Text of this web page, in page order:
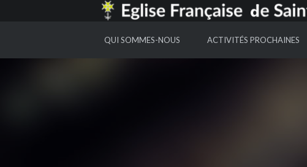
EGLISE FRANCAISE DE SAINT GALL
QUI SOMMES-NOUS ACTIVITÉS PROCHAINES